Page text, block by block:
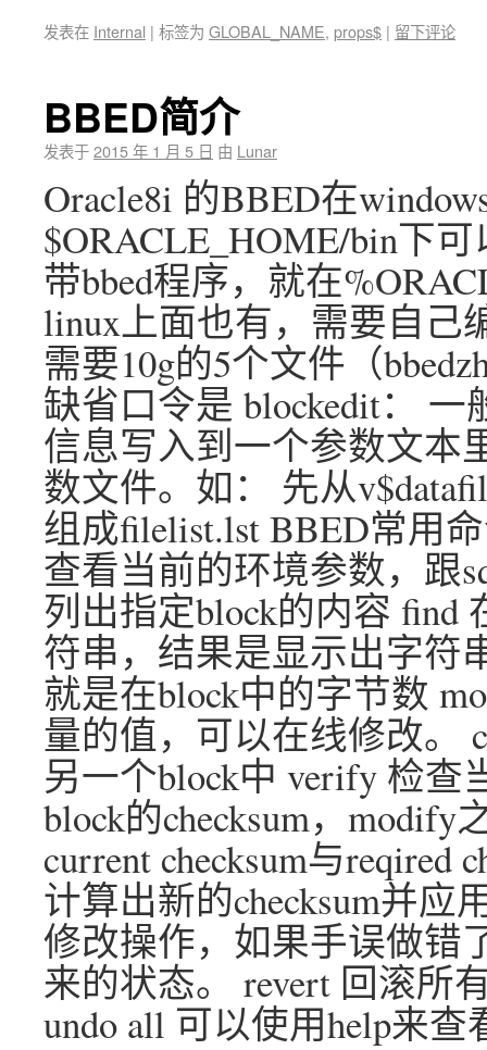
发表在 Internal | 标签为 GLOBAL_NAME, props$ | 留下评论
BBED简介
发表于2015 年 1 月 5 日 由 Lunar
Oracle8i 的BBED在
$ORACLE_HOME/bin下
带bbed程序，就在
linux上面也有，需要自己
需要10g的5个文件（
缺省口令是 blockedit：
信息写入到一个参数文本
数文件。如： 先从
组成filelist.lst BBED常用
查看当前的环境参数，跟
列出指定block的内容 find
符串，结果是显示出字符
就是在block中的字节数
量的值，可以在线修改。
另一个block中 verify 检查
block的checksum，
current checksum与reqired
计算出新的checksum并应
修改操作，如果手误做错
来的状态。 revert 回滚所
undo all 可以使用help来查